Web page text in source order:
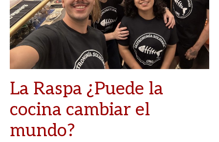
La Raspa ¿Puede la
cocina cambiar el
mundo?